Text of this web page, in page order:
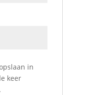
in
keer